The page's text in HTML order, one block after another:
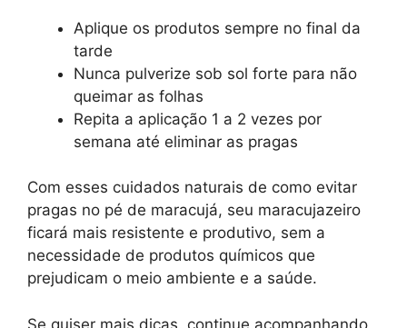
Aplique os produtos sempre no final da
tarde
Nunca pulverize sob sol forte para não
queimar as folhas
Repita a aplicação 1 a 2 vezes por
semana até eliminar as pragas
Com esses cuidados naturais de como evitar
pragas no pé de maracujá, seu maracujazeiro
ficará mais resistente e produtivo, sem a
necessidade de produtos químicos que
prejudicam o meio ambiente e a saúde.
Se quiser mais dicas, continue acompanhando